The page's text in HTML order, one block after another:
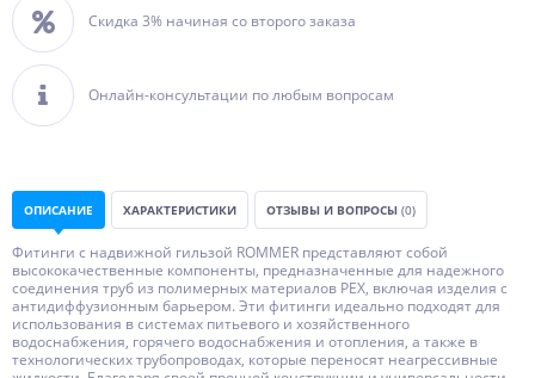
Скидка 3% начиная со второго заказа
Онлайн-консультации по любым вопросам
ОПИСАНИЕ ХАРАКТЕРИСТИКИ ОТЗЫВЫ И ВОПРОСЫ (0)
Фитинги с надвижной гильзой ROMMER представляют собой
высококачественные компоненты, предназначенные для надежного
соединения труб из полимерных материалов PEX, включая изделия с
антидиффузионным барьером. Эти фитинги идеально подходят для
использования в системах питьевого и хозяйственного
водоснабжения, горячего водоснабжения и отопления, а также в
технологических трубопроводах, которые переносят неагрессивные